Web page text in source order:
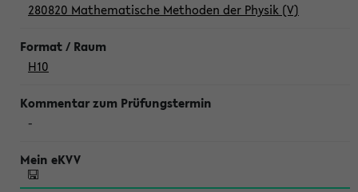
280820 Mathematische Methoden der Physik (V)
H10
-